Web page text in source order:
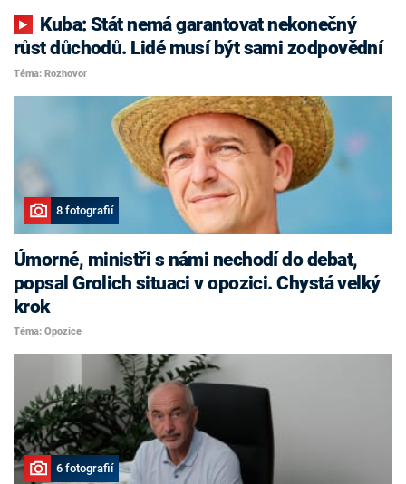
růst důchodů. Lidé musí být sami zodpovědní
Téma: Rozhovor
8 fotografií
Úmorné, ministři s námi nechodí do debat,
popsal Grolich situaci v opozici. Chystá velký
krok
Téma: Opozice
6 fotografií